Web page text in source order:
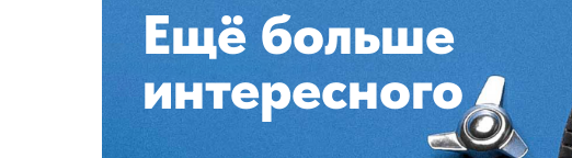
Ещё больше
интересного